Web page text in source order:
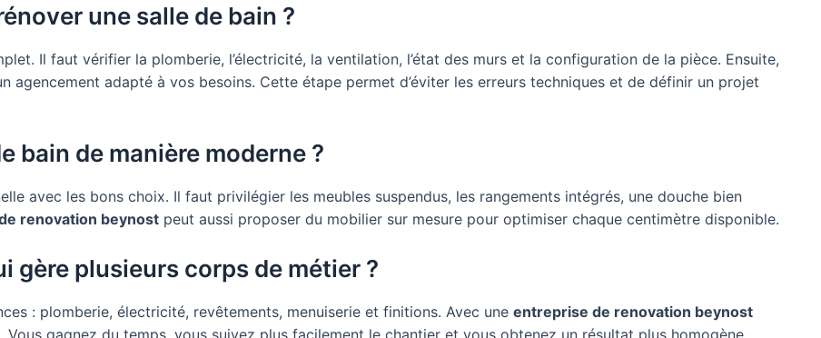
une salle de bain ?
Il faut vérifier la plomberie, l’électricité, la ventilation, l’état des murs et la configuration de la pièce. Ensuite,
agencement adapté à vos besoins. Cette étape permet d’éviter les erreurs techniques et de définir un projet
bain de manière moderne ?
avec les bons choix. Il faut privilégier les meubles suspendus, les rangements intégrés, une douche bien
renovation beynost peut aussi proposer du mobilier sur mesure pour optimiser chaque centimètre disponible.
gère plusieurs corps de métier ?
: plomberie, électricité, revêtements, menuiserie et finitions. Avec une entreprise de renovation beynost
gagnez du temps, vous suivez plus facilement le chantier et vous obtenez un résultat plus homogène.